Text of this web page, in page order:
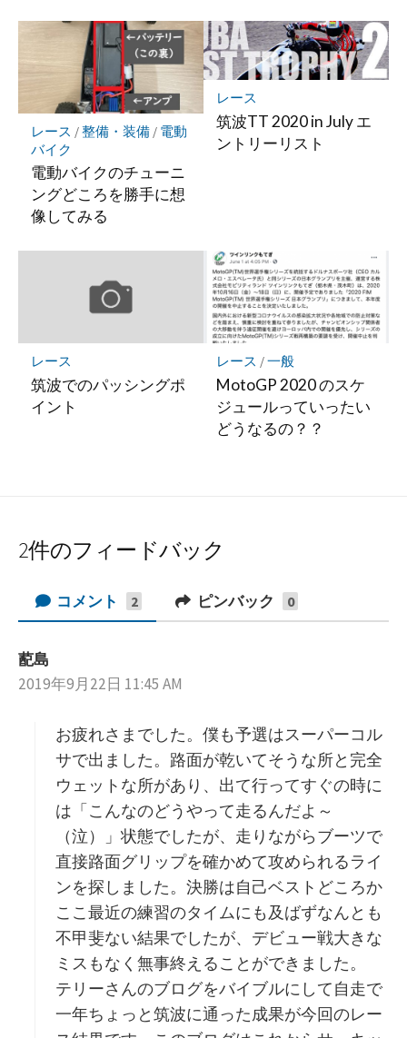
レース /整備・装備/ 電動
バイク
電動バイクのチューニ
ングどころを勝手に想
像してみる
レース
筑波TT 2020 in July エ
ントリーリスト
レース
筑波でのパッシングポ
イント
レース /一般
MotoGP 2020 のスケ
ジュールっていったい
どうなるの？？
2件のフィードバック
コメント 2 ピンバック 0
蓜島
り
2019年9月22日 11:45 AM
お疲れさまでした。僕も予選はスーパーコル
サで出ました。路面が乾いてそうな所と完全
ウェットな所があり、出て行ってすぐの時に
は「こんなのどうやって走るんだよ～
（泣）」状態でしたが、走りながらブーツで
直接路面グリップを確かめて攻められるライ
ンを探しました。決勝は自己ベストどころか
ここ最近の練習のタイムにも及ばずなんとも
不甲斐ない結果でしたが、デビュー戦大きな
ミスもなく無事終えることができました。
テリーさんのブログをバイブルにして自走で
一年ちょっと筑波に通った成果が今回のレー